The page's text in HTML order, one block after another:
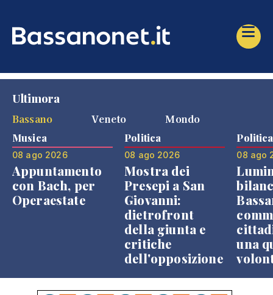
Ultimora
Bassano
Veneto Mondo
Musica
08 ago 2026
Appuntamento
con Bach, per
Operaestate
Politica
08 ago 2026
Mostra dei
Presepi a San
Giovanni:
dietrofront
della giunta e
critiche
dell'opposizione
Politica
08 ago
una